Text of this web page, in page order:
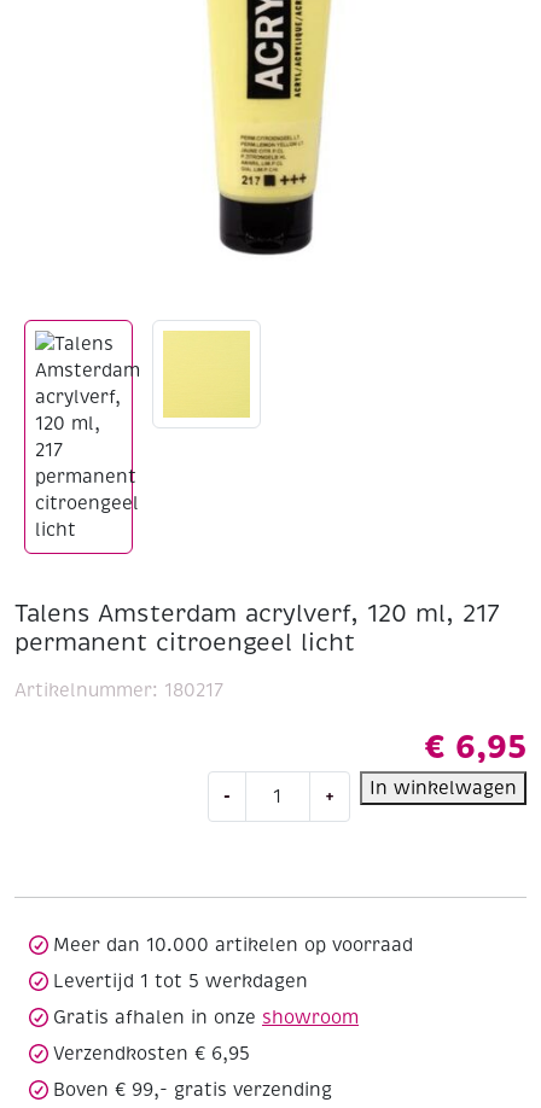
Talens Amsterdam acrylverf, 120 ml, 217
permanent citroengeel licht
€ 6,95
-
Amsterdam
permanent
citroengeel
aantal
+ In winkelwagen
Artikelnummer: 180217
Meer dan 10.000 artikelen op voorraad
Levertijd 1 tot 5 werkdagen
Gratis afhalen in onze showroom
Verzendkosten € 6,95
Boven € 99,- gratis verzending